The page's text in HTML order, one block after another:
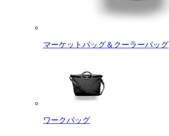
マーケットバッグ＆クーラーバッグ
ワークバッグ